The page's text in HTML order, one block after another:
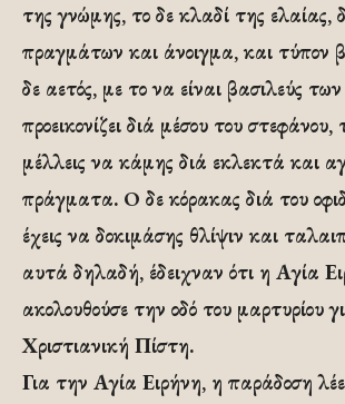
της γνώμης, το δε κλαδί της ελαίας,
πραγμάτων και άνοιγμα, και τύπον
δε αετός, με το να είναι βασιλεύς
προεικονίζει διά μέσου του
μέλλεις να κάμης διά εκλεκτά και
πράγματα. O δε κόρακας διά του
έχεις να δοκιμάσης θλίψιν και
αυτά δηλαδή, έδειχναν ότι η Αγία
ακολουθούσε την οδό του μαρτυρίου
Χριστιανική Πίστη.
Για την Αγία Ειρήνη, η παράδοση